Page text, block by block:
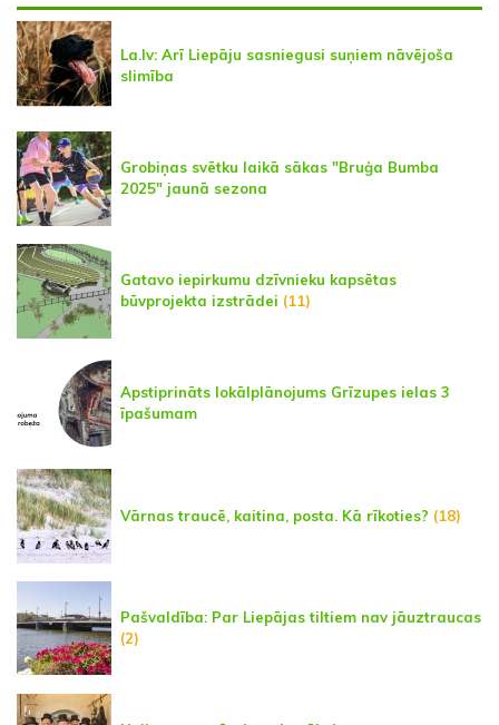
La.lv: Arī Liepāju sasniegusi suņiem nāvējoša
slimība
Grobiņas svētku laikā sākas "Bruģa Bumba
2025" jaunā sezona
Gatavo iepirkumu dzīvnieku kapsētas
būvprojekta izstrādei (11)
Apstiprināts lokālplānojums Grīzupes ielas 3
īpašumam
Vārnas traucē, kaitina, posta. Kā rīkoties? (18)
Pašvaldība: Par Liepājas tiltiem nav jāuztraucas
(2)